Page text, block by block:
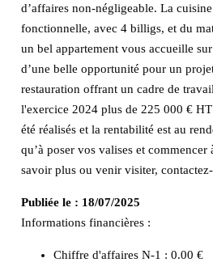
d’affaires non-négligeable. La
fonctionnelle, avec 4 billigs, et du
un bel appartement vous accueille
d’une belle opportunité pour un
restauration offrant un cadre de
l'exercice 2024 plus de 225 000 €
été réalisés et la rentabilité est au
qu’à poser vos valises et commencer
savoir plus ou venir visiter,
Publiée le : 18/07/2025
Informations financières :
Chiffre d'affaires N-1 : 0.00 €